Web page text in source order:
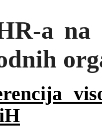
a na